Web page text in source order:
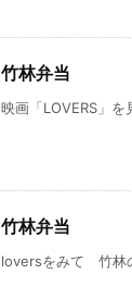
竹林弁当
映画「LOVERS」
竹林弁当
loversをみて 竹林